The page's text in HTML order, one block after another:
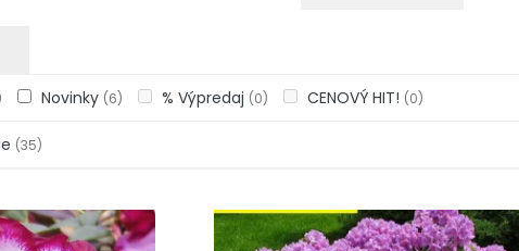
Novinky (6) % Výpredaj (0) CENOVÝ HIT! (0)
(35)